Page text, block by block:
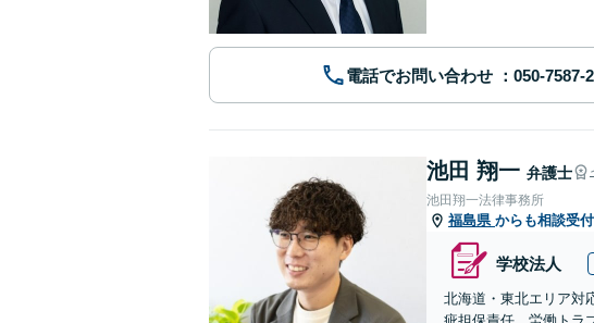
電話でお問い合わせ
池田 翔一 弁護士
池田翔一法律事務所
福島県 からも相談受
学校法人
北海道・東北エリア対